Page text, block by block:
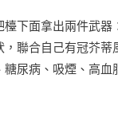
面拿出兩件武器
聯合自己有冠芥
尿病、吸煙、高